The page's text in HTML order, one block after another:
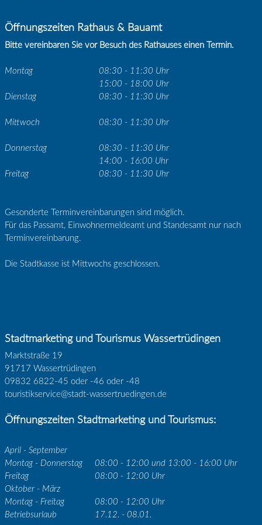
Öffnungszeiten Rathaus & Bauamt
Bitte vereinbaren Sie vor Besuch des Rathauses einen Termin.
Montag
08:30 - 11:30 Uhr
15:00 - 18:00 Uhr
Dienstag
08:30 - 11:30 Uhr
Mittwoch 08:30 - 11:30 Uhr
Donnerstag
08:30 - 11:30 Uhr
14:00 - 16:00 Uhr
Freitag
08:30 - 11:30 Uhr
Gesonderte Terminvereinbarungen sind möglich.
Für das Passamt, Einwohnermeldeamt und Standesamt nur nach
Terminvereinbarung.
Die Stadtkasse ist Mittwochs geschlossen.
Stadtmarketing und Tourismus Wassertrüdingen
Marktstraße 19
91717 Wassertrüdingen
09832 6822-45 oder -46 oder -48
touristikservice@stadt-wassertruedingen.de
Öffnungszeiten Stadtmarketing und Tourismus:
April - September
Montag - Donnerstag
08:00 - 12:00 und 13:00 - 16:00 Uhr
Freitag
08:00 - 12:00 Uhr
Oktober - März
Montag - Freitag
08:00 - 12:00 Uhr
Betriebsurlaub
17.12. - 08.01.